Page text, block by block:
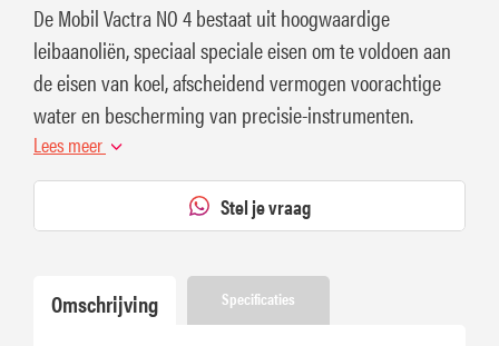
De Mobil Vactra NO 4 bestaat uit hoogwaardige
leibaanoliën, speciaal speciale eisen om te voldoen aan
de eisen van koel, afscheidend vermogen voorachtige
water en bescherming van precisie-instrumenten.
Lees meer
Stel je vraag
Omschrijving Specificaties